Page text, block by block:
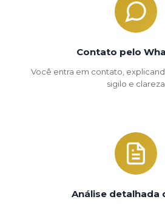
Contato pelo
Você entra em contato,
sigilo e clareza
Análise detalhada